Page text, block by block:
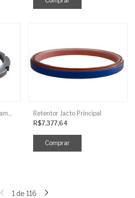
Retentor Jacto Principal
R$7.377,64
1 de 116